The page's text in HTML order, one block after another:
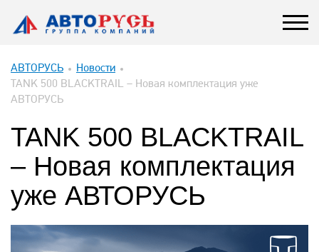
АВТОРУСЬ
Новости
TANK 500 BLACKTRAIL – Новая комплектация уже
АВТОРУСЬ
TANK 500 BLACKTRAIL
– Новая комплектация
уже АВТОРУСЬ